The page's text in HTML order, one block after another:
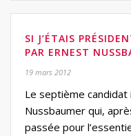
SI J’ÉTAIS
PAR ERNEST
19 mars 2012
Le septième candidat
Nussbaumer qui,
passée pour